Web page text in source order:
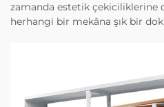
zamanda estetik çekiciliklerine
herhangi bir mekâna şık bir